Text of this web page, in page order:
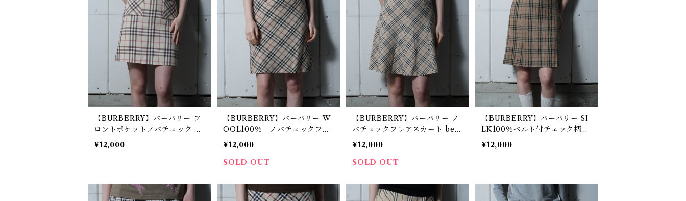
【BURBERRY】バーバリー フ
ロントポケットノバチェック ミ
ニスカート beige
¥12,000
【BURBERRY】バーバリー W
OOL100％ ノバチェックフレ
アスカート beige
¥12,000
SOLD OUT
【BURBERRY】バーバリー ノ
バチェックフレアスカート beig
e
¥12,000
SOLD OUT
【BURBERRY】バーバリー SI
LK100％ベルト付チェック柄ス
カート brown
¥12,000